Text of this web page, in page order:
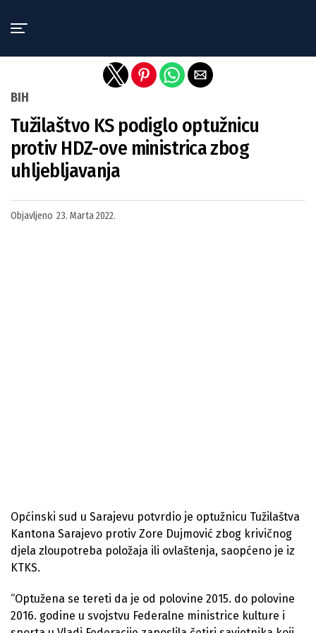
BIH
Tužilaštvo KS podiglo optužnicu
protiv HDZ-ove ministrica zbog
uhljebljavanja
Objavljeno 23. Marta 2022.
Općinski sud u Sarajevu potvrdio je optužnicu Tužilaštva
Kantona Sarajevo protiv Zore Dujmović zbog krivičnog
djela zloupotreba položaja ili ovlaštenja, saopćeno je iz
KTKS.
“Optužena se tereti da je od polovine 2015. do polovine
2016. godine u svojstvu Federalne ministrice kulture i